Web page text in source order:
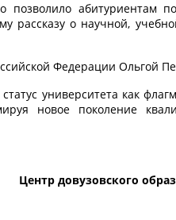
абитуриентам
рассказу о научной,
Федерации Ольгой
университета как
новое поколение
Центр довузовского